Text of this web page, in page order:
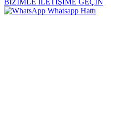
BİZİMLE İLETİŞİME GEÇİN
Whatsapp Hattı